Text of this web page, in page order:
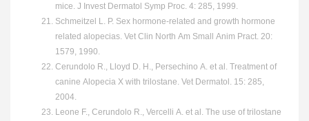
mice. J Invest Dermatol Symp Proc. 4: 285, 1999.
Schmeitzel L. P. Sex hormone-related and growth hormone
related alopecias. Vet Clin North Am Small Anim Pract. 20:
1579, 1990.
Cerundolo R., Lloyd D. H., Persechino A. et al. Treatment of
canine Alopecia X with trilostane. Vet Dermatol. 15: 285,
2004.
Leone F., Cerundolo R., Vercelli A. et al. The use of trilostane